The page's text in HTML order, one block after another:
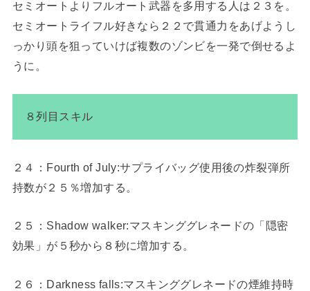
セミオートよりフルオート武器を多用する人は２３を。
セミオートライフル好きなら２２で貫通力をあげようし
っかり頭を狙っていけば複数のゾンビを一発で倒せるよ
うに。
８列目スキル
２４：Fourth of July:サプライバッグ使用後の炸裂弾所
持数が２５％増加する。
２５：Shadow walker:マスキンググレネードの「隠密
効果」が５秒から８秒に増加する。
２６：Darkness falls:マスキンググレネードの煙維持時